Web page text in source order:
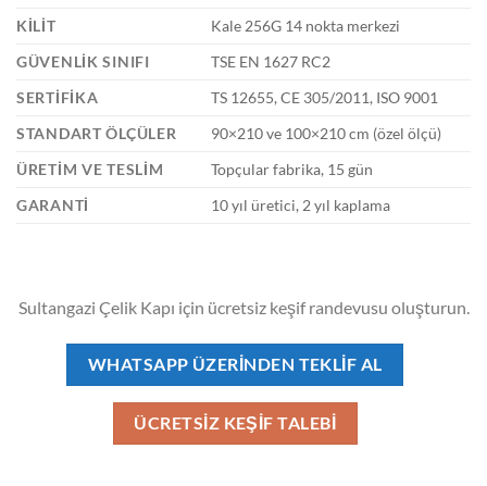
KILIT
Kale 256G 14 nokta merkezi
GÜVENLIK SINIFI
TSE EN 1627 RC2
SERTIFIKA
TS 12655, CE 305/2011, ISO 9001
STANDART ÖLÇÜLER
90×210 ve 100×210 cm (özel ölçü)
ÜRETIM VE TESLIM
Topçular fabrika, 15 gün
GARANTI
10 yıl üretici, 2 yıl kaplama
Sultangazi Çelik Kapı için ücretsiz keşif randevusu oluşturun.
WHATSAPP ÜZERINDEN TEKLIF AL
ÜCRETSIZ KEŞIF TALEBI